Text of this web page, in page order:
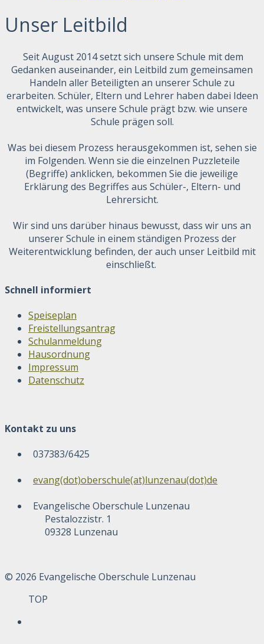
Unser Leitbild
Seit August 2014 setzt sich unsere Schule mit dem
Gedanken auseinander, ein Leitbild zum gemeinsamen
Handeln aller Beteiligten an unserer Schule zu
erarbeiten. Schüler, Eltern und Lehrer haben dabei Ideen
entwickelt, was unsere Schule prägt bzw. wie unsere
Schule prägen soll.
Was bei diesem Prozess herausgekommen ist, sehen sie
im Folgenden. Wenn sie die einzelnen Puzzleteile
(Begriffe) anklicken, bekommen Sie die jeweilige
Erklärung des Begriffes aus Schüler-, Eltern- und
Lehrersicht.
Wir sind uns darüber hinaus bewusst, dass wir uns an
unserer Schule in einem ständigen Prozess der
Weiterentwicklung befinden, der auch unser Leitbild mit
einschließt.
Schnell informiert
Speiseplan
Freistellungsantrag
Schulanmeldung
Hausordnung
Impressum
Datenschutz
Kontakt zu uns
037383/6425
evang(dot)oberschule(at)lunzenau(dot)de
Evangelische Oberschule Lunzenau
Pestalozzistr. 1
09328 Lunzenau
© 2026 Evangelische Oberschule Lunzenau
TOP